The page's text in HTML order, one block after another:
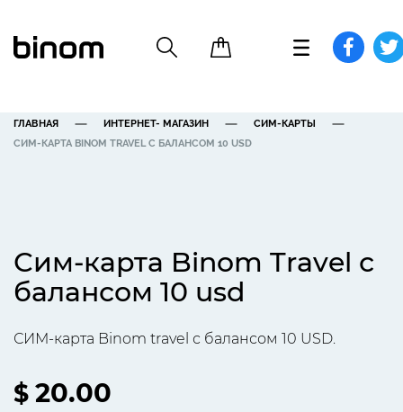
ГЛАВНАЯ ИНТЕРНЕТ- МАГАЗИН
СИМ-КАРТЫ
СИМ-КАРТА BINOM TRAVEL С БАЛАНСОМ 10 USD
Сим-карта Binom Travel с
балансом 10 usd
СИМ-карта Binom travel с балансом 10 USD.
$ 20.00